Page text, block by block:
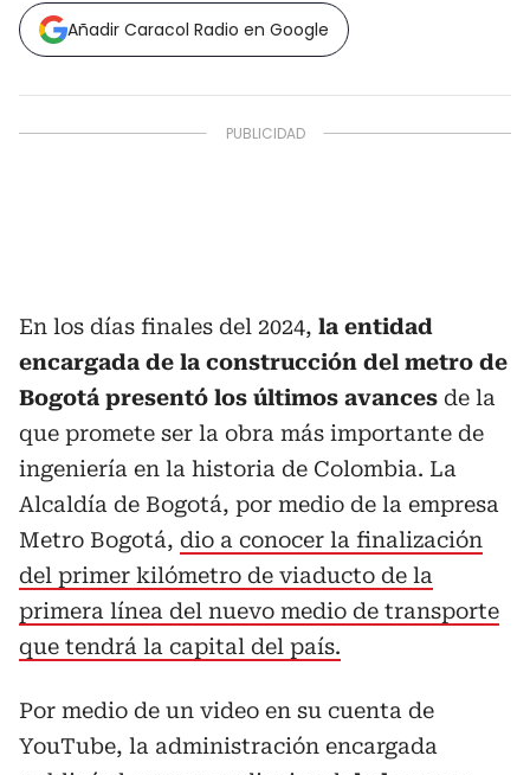
Añadir Caracol Radio en Google
En los días finales del 2024, la entidad
encargada de la construcción del metro de
Bogotá presentó los últimos avances de la
que promete ser la obra más importante de
ingeniería en la historia de Colombia. La
Alcaldía de Bogotá, por medio de la empresa
Metro Bogotá, dio a conocer la finalización
del primer kilómetro de viaducto de la
primera línea del nuevo medio de transporte
que tendrá la capital del país.
Por medio de un video en su cuenta de
YouTube, la administración encargada